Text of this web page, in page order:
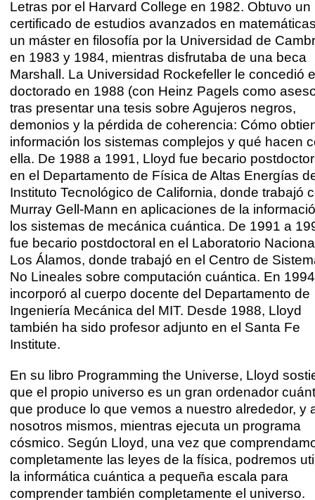
Letras por el Harvard College en 1982. Obtuvo un
certificado de estudios avanzados en
un máster en filosofía por la Universidad de
en 1983 y 1984, mientras disfrutaba de una beca
Marshall. La Universidad Rockefeller le concedió
doctorado en 1988 (con Heinz Pagels como
tras presentar una tesis sobre Agujeros negros,
demonios y la pérdida de coherencia: Cómo
información los sistemas complejos y qué hacen
ella. De 1988 a 1991, Lloyd fue becario
en el Departamento de Física de Altas Energías
Instituto Tecnológico de California, donde trabajó
Murray Gell-Mann en aplicaciones de la
los sistemas de mecánica cuántica. De 1991 a
fue becario postdoctoral en el Laboratorio
Los Álamos, donde trabajó en el Centro de
No Lineales sobre computación cuántica. En
incorporó al cuerpo docente del Departamento de
Ingeniería Mecánica del MIT. Desde 1988, Lloyd
también ha sido profesor adjunto en el Santa Fe
Institute.
En su libro Programming the Universe, Lloyd
que el propio universo es un gran ordenador
que produce lo que vemos a nuestro alrededor, y
nosotros mismos, mientras ejecuta un programa
cósmico. Según Lloyd, una vez que
completamente las leyes de la física, podremos
la informática cuántica a pequeña escala para
comprender también completamente el universo.